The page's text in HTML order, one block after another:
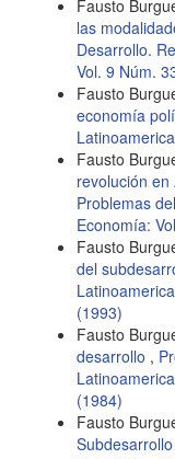
Fausto
las
Desarrollo.
Vol. 9 Núm.
Fausto
economía
Fausto
revolución
Problemas
Economía:
Fausto
del
(1993)
Fausto
desarrollo ,
(1984)
Fausto